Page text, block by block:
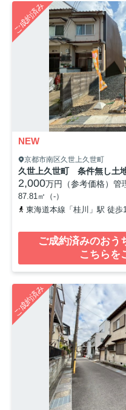
ご成約済み
NEW
京都市南区久世上久世町
久世上久世町 条件無し土
2,000万円（参考価格） 管
87.81㎡（-）
東海道本線「桂川」駅 徒歩
ご成約済みのおう
こちらを
ご成約済み